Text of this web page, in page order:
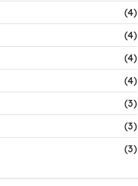
(4)
(4)
(4)
(4)
(3)
(3)
(3)